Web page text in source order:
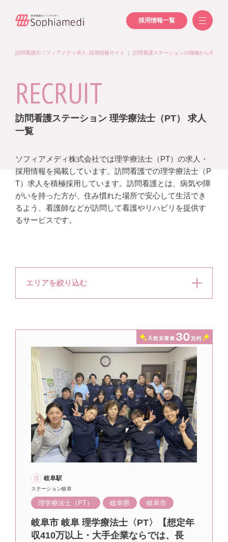
採用情報一覧
訪問看護のソフィアメディ求人･採用情報サイト 訪問看護ステーションの職種から求人を
RECRUIT
訪問看護ステーション 理学療法士（PT） 求人
一覧
ソフィアメディ株式会社では理学療法士（PT）の求人・
採用情報を掲載しています。訪問看護での理学療法士（P
T）求人を積極採用しています。訪問看護とは、病気や障
がいを持った方が、住み慣れた場所で安心して生活でき
るよう、看護師などが訪問して看護やリハビリを提供す
るサービスです。
エリアを絞り込む
岐阜駅
ステーション岐阜
理学療法士（PT） 岐阜県 岐阜市
岐阜市 岐阜 理学療法士〈PT〉【想定年
収410万以上・大手企業ならでは、長